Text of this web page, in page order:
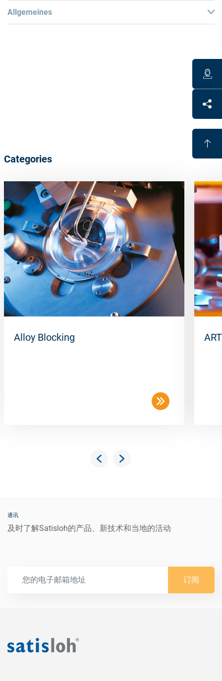
Allgemeines
Lead and cadmium free
Block-pieces are re-usable
Packing unit
50 pcs/box
Categories
Alloy Blocking
通讯
及时了解Satisloh的产品、新技术和当地的活动
订阅